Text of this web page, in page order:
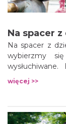
Na spacer
Na spacer z
wybierzmy
historii jest
wtedy, gdy na
więcej >>